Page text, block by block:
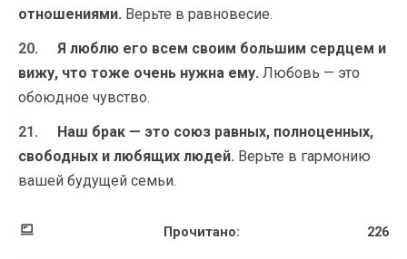
отношениями. Верьте в равновесие.
Я люблю его всем своим большим сердцем и
вижу, что тоже очень нужна ему. Любовь — это
обоюдное чувство.
Наш брак — это союз равных, полноценных,
свободных и любящих людей. Верьте в гармонию
вашей будущей семьи.
Прочитано: 226